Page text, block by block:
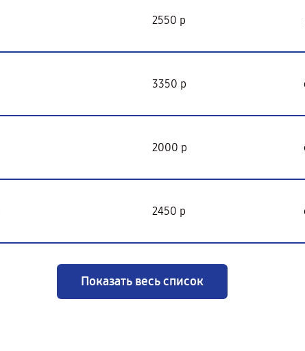
2550 р
3350 р
2000 р
2450 р
Показать весь список